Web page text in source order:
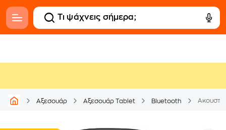
Αξεσουάρ Αξεσουάρ Tablet Bluetooth